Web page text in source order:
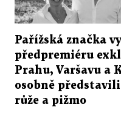
Pařížská značka
předpremiéru
Prahu, Varšavu a
osobně
růže a pižmo